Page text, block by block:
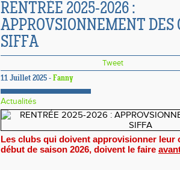
RENTRÉE 2025-2026 :
APPROVSIONNEMENT DES
SIFFA
Tweet
11 Juillet 2025 - Fanny
Actualités
Les clubs qui doivent approvisionner leur
début de saison 2026, doivent le faire